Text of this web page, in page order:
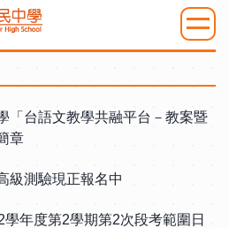
「台語文教學共融平台－教案暨
章
級測驗現正報名中
學年度第2學期第2次段考範圍日